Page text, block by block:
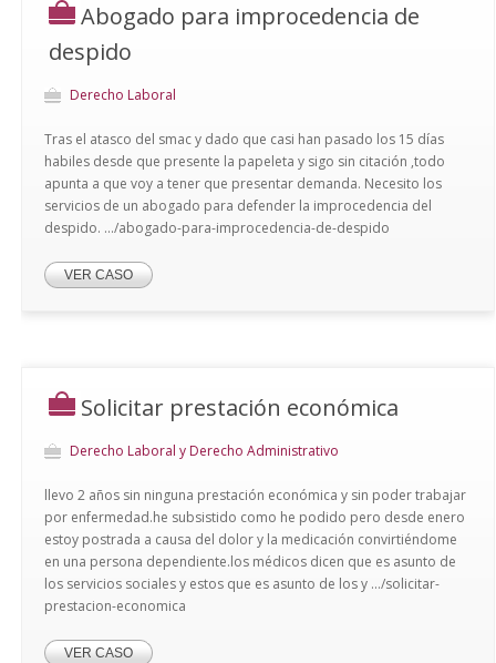
Abogado para improcedencia de
despido
Derecho Laboral
Tras el atasco del smac y dado que casi han pasado los 15 días
habiles desde que presente la papeleta y sigo sin citación ,todo
apunta a que voy a tener que presentar demanda. Necesito los
servicios de un abogado para defender la improcedencia del
despido. .../abogado-para-improcedencia-de-despido
VER CASO
Solicitar prestación económica
Derecho Laboral y Derecho Administrativo
llevo 2 años sin ninguna prestación económica y sin poder trabajar
por enfermedad.he subsistido como he podido pero desde enero
estoy postrada a causa del dolor y la medicación convirtiéndome
en una persona dependiente.los médicos dicen que es asunto de
los servicios sociales y estos que es asunto de los y .../solicitar-
prestacion-economica
VER CASO